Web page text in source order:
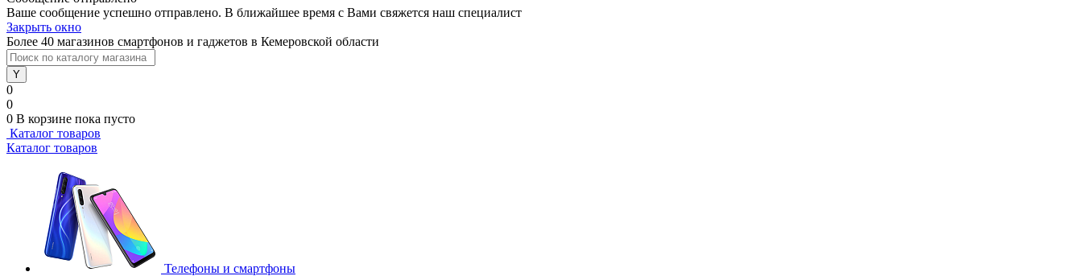
Ваше сообщение успешно отправлено. В ближайшее время с Вами свяжется наш специалист
Закрыть окно
Более 40 магазинов смартфонов и гаджетов в Кемеровской области
0
0
0 В корзине пока пусто
Каталог товаров
Каталог товаров
Телефоны и смартфоны